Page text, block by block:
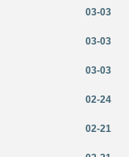
03-03
03-03
03-03
02-24
02-21